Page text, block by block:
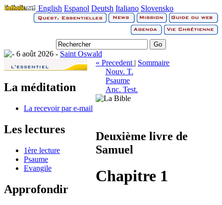
English Espanol Deutsh Italiano Slovensko
6 août 2026 - Saint Oswald
La méditation
La recevoir par e-mail
Les lectures
1ère lecture
Psaume
Evangile
Approfondir
« Precedent | Sommaire
Nouv. T.
Psaume
Anc. Test.
Deuxième livre de
Samuel
Chapitre 1